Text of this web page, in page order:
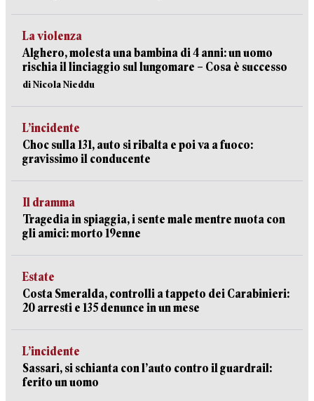
La violenza
Alghero, molesta una bambina di 4 anni: un uomo
rischia il linciaggio sul lungomare – Cosa è successo
di Nicola Nieddu
L’incidente
Choc sulla 131, auto si ribalta e poi va a fuoco:
gravissimo il conducente
Il dramma
Tragedia in spiaggia, i sente male mentre nuota con
gli amici: morto 19enne
Estate
Costa Smeralda, controlli a tappeto dei Carabinieri:
20 arresti e 135 denunce in un mese
L’incidente
Sassari, si schianta con l’auto contro il guardrail:
ferito un uomo